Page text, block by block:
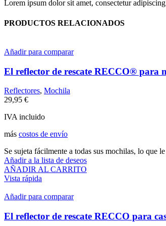
Lorem ipsum dolor sit amet, consectetur
PRODUCTOS RELACIONADOS
Añadir para comparar
El reflector de rescate RECCO® para
Reflectores, Mochila
29,95 €
IVA incluido
más costos de envío
Se sujeta fácilmente a todas sus mochilas, lo que
Añadir a la lista de deseos
AÑADIR AL CARRITO
Vista rápida
Añadir para comparar
El reflector de rescate RECCO para